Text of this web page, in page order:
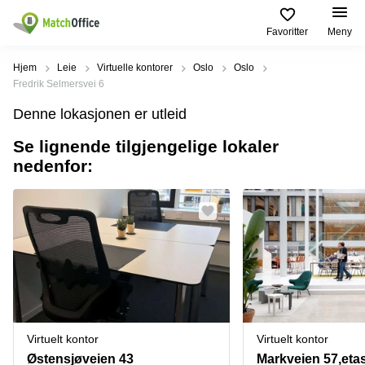
Favoritter Meny
Leie/utleie
Produktsider
Kontor
Kontorfellesskap
Virtuelt
kontor
Lager
Møterom
Populære
Byer
Næringslokaler
til leie Oslo
Oslo
Coworking
Oslo
Leie
kontor
Oslo
Leie
møterom
Populære
søk
Innspurten
11 Oslo
1 Oslo
Henrik
Ibsens
gate
Oslo
Nedre
Slottsgate
4m Oslo
Hjelp
Om oss
Opprett annonse
Pris
Logg inn
Hjem Leie Virtuelle kontorer Oslo
Oslo
Fredrik Selmersvei 6
Denne lokasjonen er utleid
Se lignende tilgjengelige lokaler
nedenfor:
Virtuelt kontor
Østensjøveien 43
Virtuelt kontor
Markveien